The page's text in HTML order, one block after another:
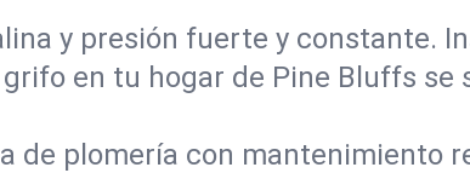
y presión fuerte y constante.
en tu hogar de Pine Bluffs se
de plomería con mantenimiento